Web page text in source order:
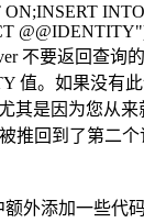
INTO
不要返回查
值。如果没有
其是因为您从
推回到了第二
外添加一些代